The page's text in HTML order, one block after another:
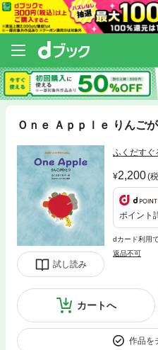
Ｏｎｅ Ａｐｐｌｅ りんご
試し読み
ふくだすぐ
2,200(
ポイント
dカード利用
返品不可
カートへ
作品を